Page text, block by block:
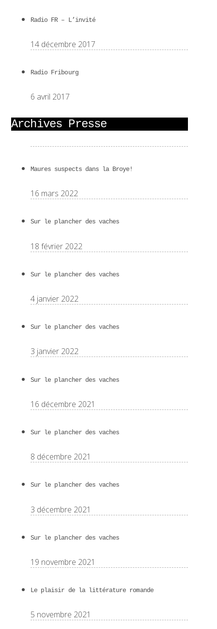
Radio FR – L’invité
14 décembre 2017
Radio Fribourg
6 avril 2017
Archives Presse
Maures suspects dans la Broye!
16 mars 2022
Sur le plancher des vaches
18 février 2022
Sur le plancher des vaches
4 janvier 2022
Sur le plancher des vaches
3 janvier 2022
Sur le plancher des vaches
16 décembre 2021
Sur le plancher des vaches
8 décembre 2021
Sur le plancher des vaches
3 décembre 2021
Sur le plancher des vaches
19 novembre 2021
Le plaisir de la littérature romande
5 novembre 2021